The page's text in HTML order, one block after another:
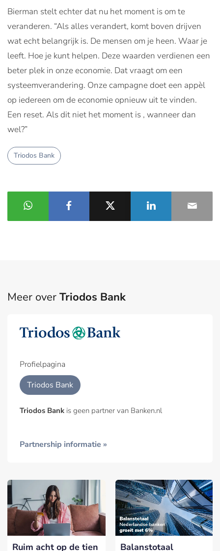
Bierman stelt echter dat nu het moment is om te
veranderen. “Als alles verandert, komt boven drijven
wat echt belangrijk is. De mensen om je heen. Waar je
leeft. Hoe je kunt helpen. Deze waarden verdienen een
beter plek in onze economie. Dat vraagt om een
systeemverandering. Onze campagne doet een appèl
op iedereen om de economie opnieuw uit te vinden.
Een reset. Als dit niet het moment is , wanneer dan
wel?”
Triodos Bank
Meer over Triodos Bank
Profielpagina
Triodos Bank
Triodos Bank is geen partner van Banken.nl
Partnership informatie »
Ruim acht op de tien
Balanstotaal